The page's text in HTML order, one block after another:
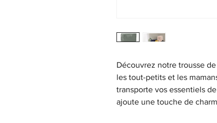
Découvrez notre trousse
les tout-petits et les
transporte vos essentiels
ajoute une touche de